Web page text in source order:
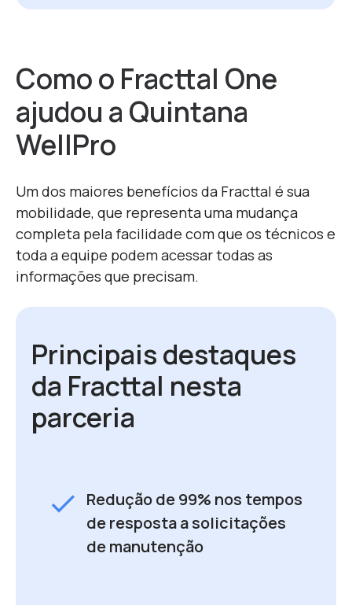
Como o Fracttal One
ajudou a Quintana
WellPro
Um dos maiores benefícios da Fracttal é sua
mobilidade, que representa uma mudança
completa pela facilidade com que os técnicos e
toda a equipe podem acessar todas as
informações que precisam.
Principais destaques
da Fracttal nesta
parceria
check Redução de 99% nos tempos
de resposta a solicitações
de manutenção